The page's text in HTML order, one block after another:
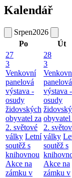
Kalendář
Srpen2026
Po
Út
27
3
Venkovní
panelová
výstava -
osudy
židovských
obyvatel za
2. světové
války Letní
soutěž s
knihovnou
Akce na
zámku v
28
3
panelová
výstava -
osudy
obyvatel
2.
války
soutěž s
Akce na
zámku v